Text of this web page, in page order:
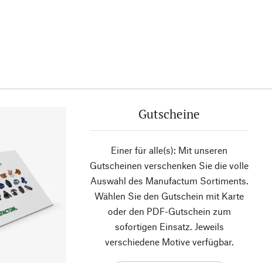
Gutscheine
Einer für alle(s): Mit unseren
Gutscheinen verschenken Sie die volle
Auswahl des Manufactum Sortiments.
Wählen Sie den Gutschein mit Karte
oder den PDF-Gutschein zum
sofortigen Einsatz. Jeweils
verschiedene Motive verfügbar.